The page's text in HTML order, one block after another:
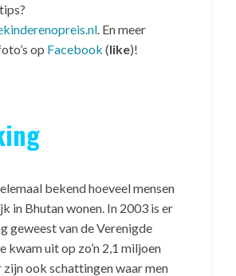
. En meer
op Facebook(like)!
bekend hoeveel mensen
in Bhutan wonen. In 2003 is er
geweest van de Verenigde
kwam uit op zo’n 2,1 miljoen
zijn ook schattingen waar men